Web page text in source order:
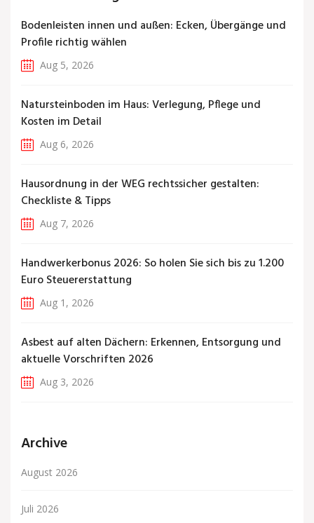
Bodenleisten innen und außen: Ecken, Übergänge und
Profile richtig wählen
Aug 5, 2026
Natursteinboden im Haus: Verlegung, Pflege und
Kosten im Detail
Aug 6, 2026
Hausordnung in der WEG rechtssicher gestalten:
Checkliste & Tipps
Aug 7, 2026
Handwerkerbonus 2026: So holen Sie sich bis zu 1.200
Euro Steuererstattung
Aug 1, 2026
Asbest auf alten Dächern: Erkennen, Entsorgung und
aktuelle Vorschriften 2026
Aug 3, 2026
Archive
August 2026
Juli 2026